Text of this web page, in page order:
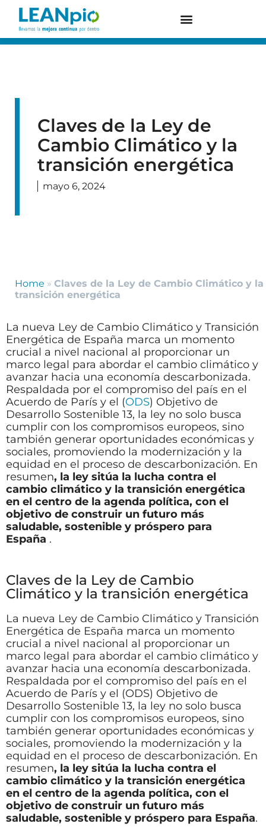
Claves de la Ley de
Cambio Climático y la
transición energética
mayo 6, 2024
Home » Claves de la Ley de Cambio Climático y la
transición energética
La nueva Ley de Cambio Climático y Transición
Energética de España marca un momento
crucial a nivel nacional al proporcionar un
marco legal para abordar el cambio climático y
avanzar hacia una economía descarbonizada.
Respaldada por el compromiso del país en el
Acuerdo de París y el (ODS) Objetivo de
Desarrollo Sostenible 13, la ley no solo busca
cumplir con los compromisos europeos, sino
también generar oportunidades económicas y
sociales, promoviendo la modernización y la
equidad en el proceso de descarbonización. En
resumen, la ley sitúa la lucha contra el
cambio climático y la transición energética
en el centro de la agenda política, con el
objetivo de construir un futuro más
saludable, sostenible y próspero para
España .
Claves de la Ley de Cambio
Climático y la transición energética
La nueva Ley de Cambio Climático y Transición
Energética de España marca un momento
crucial a nivel nacional al proporcionar un
marco legal para abordar el cambio climático y
avanzar hacia una economía descarbonizada.
Respaldada por el compromiso del país en el
Acuerdo de París y el (ODS) Objetivo de
Desarrollo Sostenible 13, la ley no solo busca
cumplir con los compromisos europeos, sino
también generar oportunidades económicas y
sociales, promoviendo la modernización y la
equidad en el proceso de descarbonización. En
resumen, la ley sitúa la lucha contra el
cambio climático y la transición energética
en el centro de la agenda política, con el
objetivo de construir un futuro más
saludable, sostenible y próspero para España.